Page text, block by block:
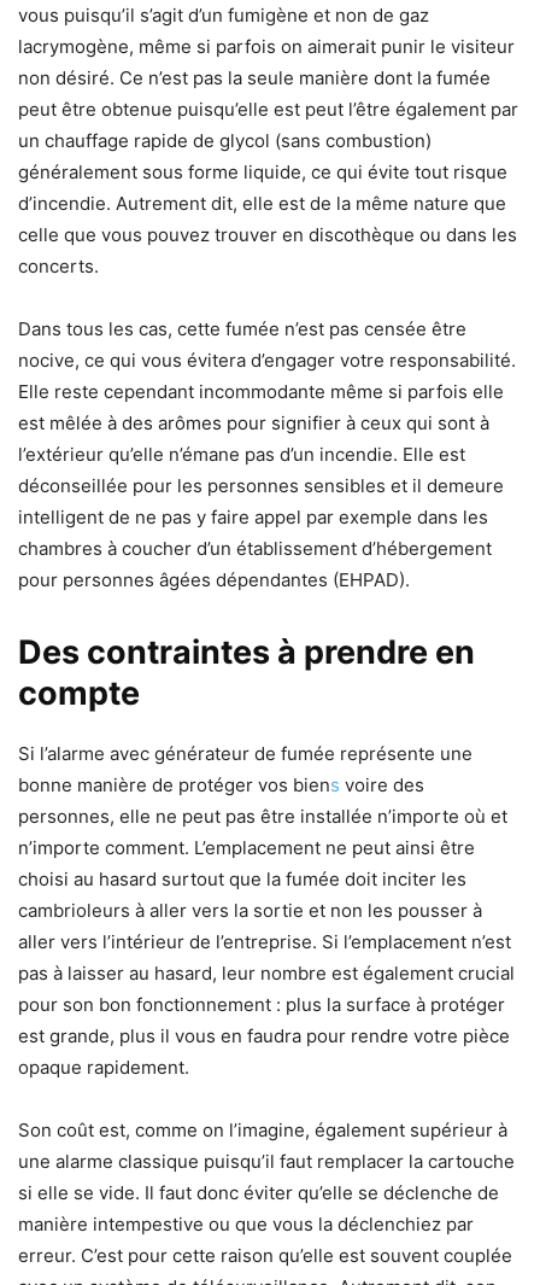
vous puisqu’il s’agit d’un fumigène et non de gaz
lacrymogène, même si parfois on aimerait punir le visiteur
non désiré. Ce n’est pas la seule manière dont la fumée
peut être obtenue puisqu’elle est peut l’être également par
un chauffage rapide de glycol (sans combustion)
généralement sous forme liquide, ce qui évite tout risque
d’incendie. Autrement dit, elle est de la même nature que
celle que vous pouvez trouver en discothèque ou dans les
concerts.
Dans tous les cas, cette fumée n’est pas censée être
nocive, ce qui vous évitera d’engager votre responsabilité.
Elle reste cependant incommodante même si parfois elle
est mêlée à des arômes pour signifier à ceux qui sont à
l’extérieur qu’elle n’émane pas d’un incendie. Elle est
déconseillée pour les personnes sensibles et il demeure
intelligent de ne pas y faire appel par exemple dans les
chambres à coucher d’un établissement d’hébergement
pour personnes âgées dépendantes (EHPAD).
Des contraintes à prendre en
compte
Si l’alarme avec générateur de fumée représente une
bonne manière de protéger vos biens voire des
personnes, elle ne peut pas être installée n’importe où et
n’importe comment. L’emplacement ne peut ainsi être
choisi au hasard surtout que la fumée doit inciter les
cambrioleurs à aller vers la sortie et non les pousser à
aller vers l’intérieur de l’entreprise. Si l’emplacement n’est
pas à laisser au hasard, leur nombre est également crucial
pour son bon fonctionnement : plus la surface à protéger
est grande, plus il vous en faudra pour rendre votre pièce
opaque rapidement.
Son coût est, comme on l’imagine, également supérieur à
une alarme classique puisqu’il faut remplacer la cartouche
si elle se vide. Il faut donc éviter qu’elle se déclenche de
manière intempestive ou que vous la déclenchiez par
erreur. C’est pour cette raison qu’elle est souvent couplée